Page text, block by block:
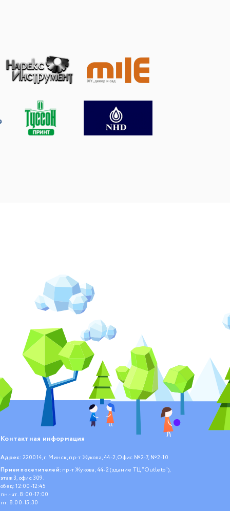
Контактная информация
Адрес: 220014, г. Минск, пр-т Жукова, 44-2, Офис №2-7, №2-10
Прием посетителей: пр-т Жукова, 44-2 (здание ТЦ "Outleto"),
этаж 3, офис 309.
обед: 12:00-12:45
пн.- чт. 8:00-17:00
пт. 8:00-15:30